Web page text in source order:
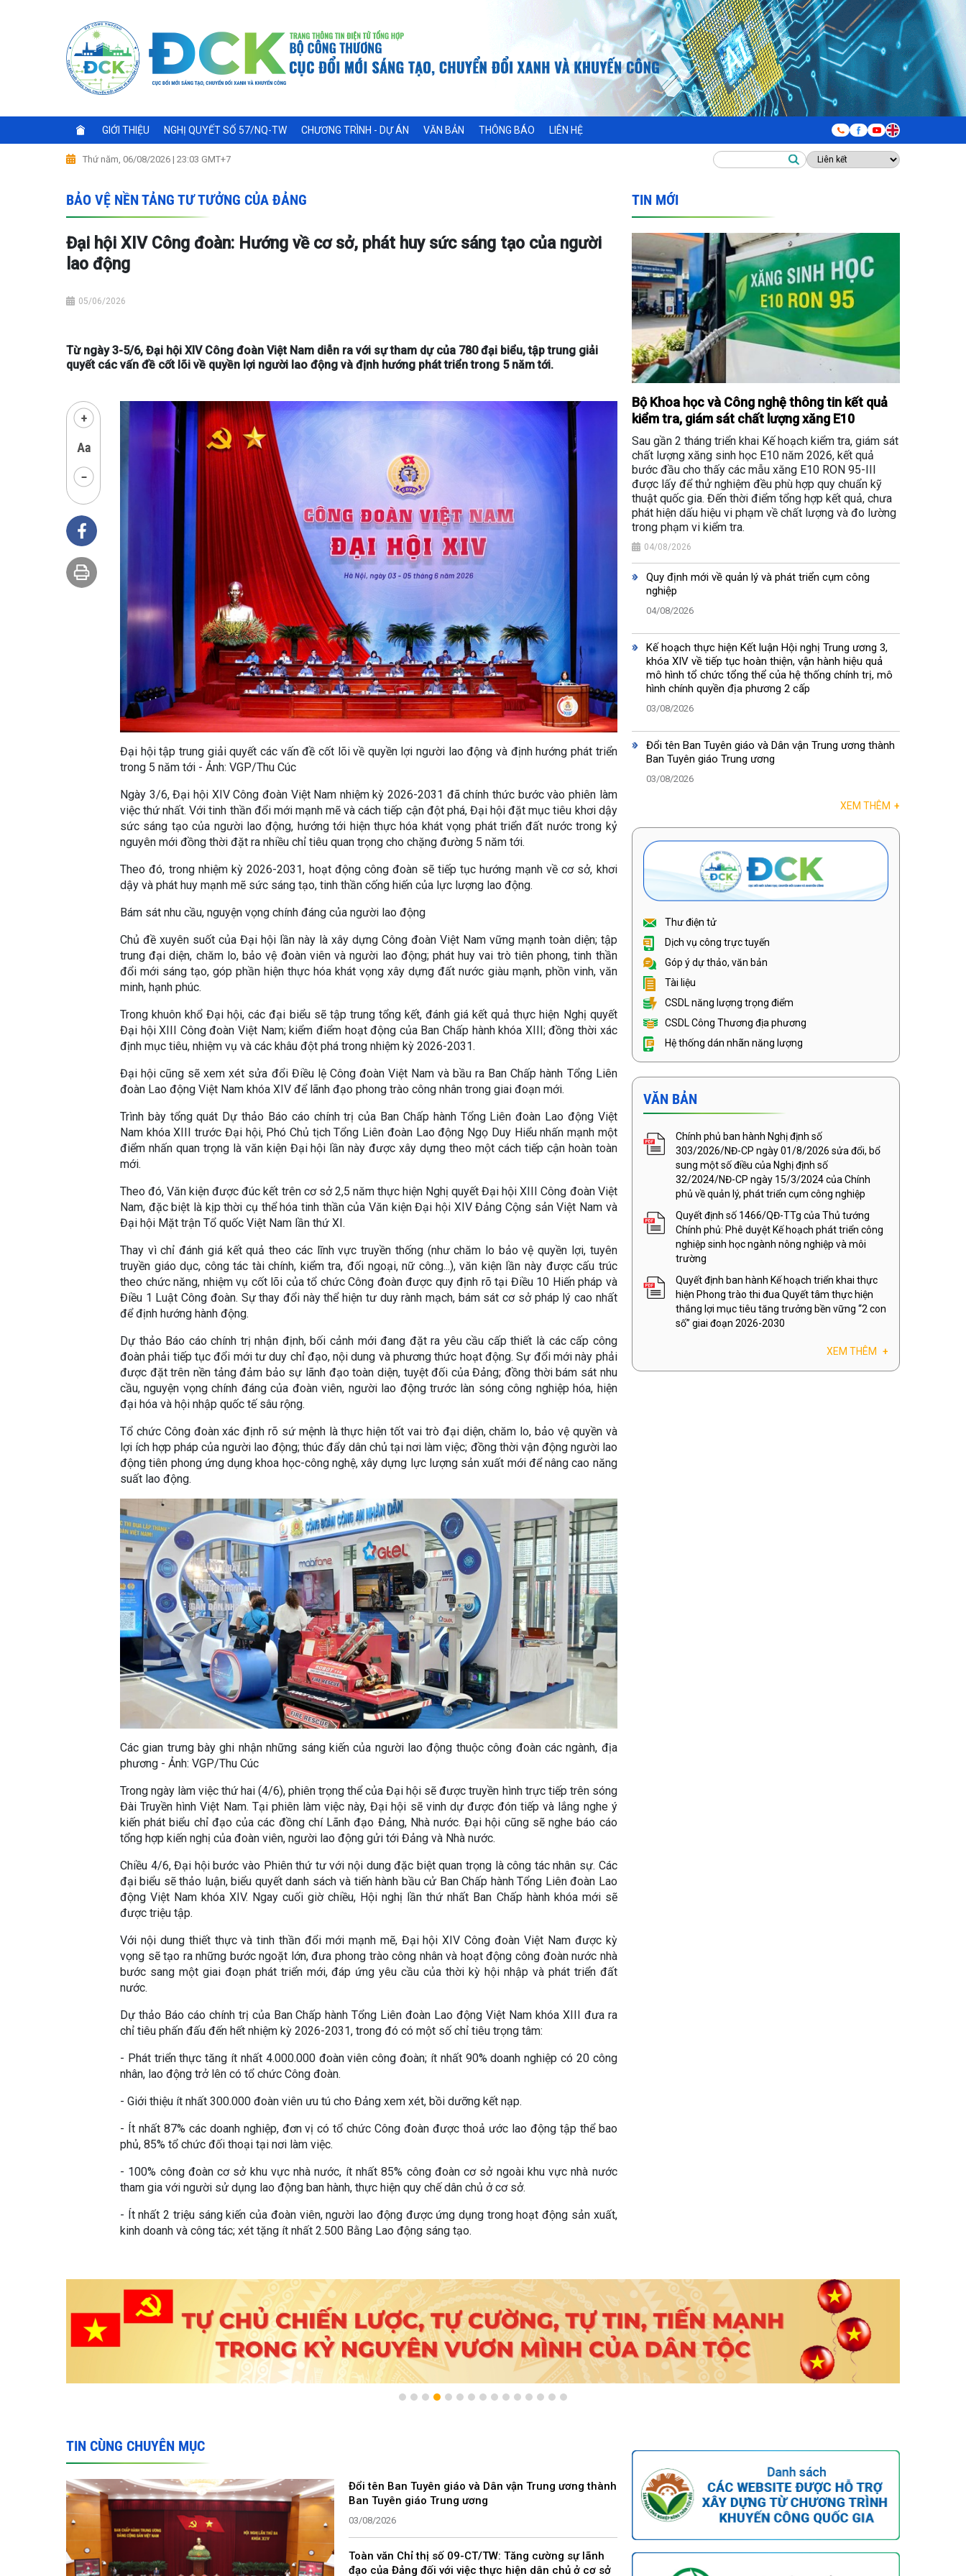
GIỚI THIỆU NGHỊ QUYẾT SỐ 57/NQ-TW CHƯƠNG TRÌNH - DỰ ÁN VĂN BẢN THÔNG BÁO LIÊN HỆ
Thứ năm, 06/08/2026 | 23:03 GMT+7
BẢO VỆ NỀN TẢNG TƯ TƯỞNG CỦA ĐẢNG
Đại hội XIV Công đoàn: Hướng về cơ sở, phát huy sức sáng tạo của người
lao động
05/06/2026
Từ ngày 3-5/6, Đại hội XIV Công đoàn Việt Nam diễn ra với sự tham dự của 780 đại biểu, tập trung giải
quyết các vấn đề cốt lõi về quyền lợi người lao động và định hướng phát triển trong 5 năm tới.
Đại hội tập trung giải quyết các vấn đề cốt lõi về quyền lợi người lao động và định hướng phát triển
trong 5 năm tới - Ảnh: VGP/Thu Cúc
Ngày 3/6, Đại hội XIV Công đoàn Việt Nam nhiệm kỳ 2026-2031 đã chính thức bước vào phiên làm
việc thứ nhất. Với tinh thần đổi mới mạnh mẽ và cách tiếp cận đột phá, Đại hội đặt mục tiêu khơi dậy
sức sáng tạo của người lao động, hướng tới hiện thực hóa khát vọng phát triển đất nước trong kỷ
nguyên mới đồng thời đặt ra nhiều chỉ tiêu quan trọng cho chặng đường 5 năm tới.
Theo đó, trong nhiệm kỳ 2026-2031, hoạt động công đoàn sẽ tiếp tục hướng mạnh về cơ sở, khơi
dậy và phát huy mạnh mẽ sức sáng tạo, tinh thần cống hiến của lực lượng lao động.
Bám sát nhu cầu, nguyện vọng chính đáng của người lao động
Chủ đề xuyên suốt của Đại hội lần này là xây dựng Công đoàn Việt Nam vững mạnh toàn diện; tập
trung đại diện, chăm lo, bảo vệ đoàn viên và người lao động; phát huy vai trò tiên phong, tinh thần
đổi mới sáng tạo, góp phần hiện thực hóa khát vọng xây dựng đất nước giàu mạnh, phồn vinh, văn
minh, hạnh phúc.
Trong khuôn khổ Đại hội, các đại biểu sẽ tập trung tổng kết, đánh giá kết quả thực hiện Nghị quyết
Đại hội XIII Công đoàn Việt Nam; kiểm điểm hoạt động của Ban Chấp hành khóa XIII; đồng thời xác
định mục tiêu, nhiệm vụ và các khâu đột phá trong nhiệm kỳ 2026-2031.
Đại hội cũng sẽ xem xét sửa đổi Điều lệ Công đoàn Việt Nam và bầu ra Ban Chấp hành Tổng Liên
đoàn Lao động Việt Nam khóa XIV để lãnh đạo phong trào công nhân trong giai đoạn mới.
Trình bày tổng quát Dự thảo Báo cáo chính trị của Ban Chấp hành Tổng Liên đoàn Lao động Việt
Nam khóa XIII trước Đại hội, Phó Chủ tịch Tổng Liên đoàn Lao động Ngọ Duy Hiểu nhấn mạnh một
điểm nhấn quan trọng là văn kiện Đại hội lần này được xây dựng theo một cách tiếp cận hoàn toàn
mới.
Theo đó, Văn kiện được đúc kết trên cơ sở 2,5 năm thực hiện Nghị quyết Đại hội XIII Công đoàn Việt
Nam, đặc biệt là kịp thời cụ thể hóa tinh thần của Văn kiện Đại hội XIV Đảng Cộng sản Việt Nam và
Đại hội Mặt trận Tổ quốc Việt Nam lần thứ XI.
Thay vì chỉ đánh giá kết quả theo các lĩnh vực truyền thống (như chăm lo bảo vệ quyền lợi, tuyên
truyền giáo dục, công tác tài chính, kiểm tra, đối ngoại, nữ công...), văn kiện lần này được cấu trúc
theo chức năng, nhiệm vụ cốt lõi của tổ chức Công đoàn được quy định rõ tại Điều 10 Hiến pháp và
Điều 1 Luật Công đoàn. Sự thay đổi này thể hiện tư duy rành mạch, bám sát cơ sở pháp lý cao nhất
để định hướng hành động.
Dự thảo Báo cáo chính trị nhận định, bối cảnh mới đang đặt ra yêu cầu cấp thiết là các cấp công
đoàn phải tiếp tục đổi mới tư duy chỉ đạo, nội dung và phương thức hoạt động. Sự đổi mới này phải
được đặt trên nền tảng đảm bảo sự lãnh đạo toàn diện, tuyệt đối của Đảng; đồng thời bám sát nhu
cầu, nguyện vọng chính đáng của đoàn viên, người lao động trước làn sóng công nghiệp hóa, hiện
đại hóa và hội nhập quốc tế sâu rộng.
Tổ chức Công đoàn xác định rõ sứ mệnh là thực hiện tốt vai trò đại diện, chăm lo, bảo vệ quyền và
lợi ích hợp pháp của người lao động; thúc đẩy dân chủ tại nơi làm việc; đồng thời vận động người lao
động tiên phong ứng dụng khoa học-công nghệ, xây dựng lực lượng sản xuất mới để nâng cao năng
suất lao động.
Các gian trưng bày ghi nhận những sáng kiến của người lao động thuộc công đoàn các ngành, địa
phương - Ảnh: VGP/Thu Cúc
Trong ngày làm việc thứ hai (4/6), phiên trọng thể của Đại hội sẽ được truyền hình trực tiếp trên sóng
Đài Truyền hình Việt Nam. Tại phiên làm việc này, Đại hội sẽ vinh dự được đón tiếp và lắng nghe ý
kiến phát biểu chỉ đạo của các đồng chí Lãnh đạo Đảng, Nhà nước. Đại hội cũng sẽ nghe báo cáo
tổng hợp kiến nghị của đoàn viên, người lao động gửi tới Đảng và Nhà nước.
Chiều 4/6, Đại hội bước vào Phiên thứ tư với nội dung đặc biệt quan trọng là công tác nhân sự. Các
đại biểu sẽ thảo luận, biểu quyết danh sách và tiến hành bầu cử Ban Chấp hành Tổng Liên đoàn Lao
động Việt Nam khóa XIV. Ngay cuối giờ chiều, Hội nghị lần thứ nhất Ban Chấp hành khóa mới sẽ
được triệu tập.
Với nội dung thiết thực và tinh thần đổi mới mạnh mẽ, Đại hội XIV Công đoàn Việt Nam được kỳ
vọng sẽ tạo ra những bước ngoặt lớn, đưa phong trào công nhân và hoạt động công đoàn nước nhà
bước sang một giai đoạn phát triển mới, đáp ứng yêu cầu của thời kỳ hội nhập và phát triển đất
nước.
Dự thảo Báo cáo chính trị của Ban Chấp hành Tổng Liên đoàn Lao động Việt Nam khóa XIII đưa ra
chỉ tiêu phấn đấu đến hết nhiệm kỳ 2026-2031, trong đó có một số chỉ tiêu trọng tâm:
- Phát triển thực tăng ít nhất 4.000.000 đoàn viên công đoàn; ít nhất 90% doanh nghiệp có 20 công
nhân, lao động trở lên có tổ chức Công đoàn.
- Giới thiệu ít nhất 300.000 đoàn viên ưu tú cho Đảng xem xét, bồi dưỡng kết nạp.
- Ít nhất 87% các doanh nghiệp, đơn vị có tổ chức Công đoàn được thoả ước lao động tập thể bao
phủ, 85% tổ chức đối thoại tại nơi làm việc.
- 100% công đoàn cơ sở khu vực nhà nước, ít nhất 85% công đoàn cơ sở ngoài khu vực nhà nước
tham gia với người sử dụng lao động ban hành, thực hiện quy chế dân chủ ở cơ sở.
- Ít nhất 2 triệu sáng kiến của đoàn viên, người lao động được ứng dụng trong hoạt động sản xuất,
kinh doanh và công tác; xét tặng ít nhất 2.500 Bằng Lao động sáng tạo.
TIN MỚI
Bộ Khoa học và Công nghệ thông tin kết quả
kiểm tra, giám sát chất lượng xăng E10
Sau gần 2 tháng triển khai Kế hoạch kiểm tra, giám sát
chất lượng xăng sinh học E10 năm 2026, kết quả
bước đầu cho thấy các mẫu xăng E10 RON 95-III
được lấy để thử nghiệm đều phù hợp quy chuẩn kỹ
thuật quốc gia. Đến thời điểm tổng hợp kết quả, chưa
phát hiện dấu hiệu vi phạm về chất lượng và đo lường
trong phạm vi kiểm tra.
04/08/2026
Quy định mới về quản lý và phát triển cụm công
nghiệp
04/08/2026
Kế hoạch thực hiện Kết luận Hội nghị Trung ương 3,
khóa XIV về tiếp tục hoàn thiện, vận hành hiệu quả
mô hình tổ chức tổng thể của hệ thống chính trị, mô
hình chính quyền địa phương 2 cấp
03/08/2026
Đổi tên Ban Tuyên giáo và Dân vận Trung ương thành
Ban Tuyên giáo Trung ương
03/08/2026
XEM THÊM +
Thư điện tử
Dịch vụ công trực tuyến
Góp ý dự thảo, văn bản
Tài liệu
CSDL năng lượng trọng điểm
CSDL Công Thương địa phương
Hệ thống dán nhãn năng lượng
VĂN BẢN
Chính phủ ban hành Nghị định số
303/2026/NĐ-CP ngày 01/8/2026 sửa đổi, bổ
sung một số điều của Nghị định số
32/2024/NĐ-CP ngày 15/3/2024 của Chính
phủ về quản lý, phát triển cụm công nghiệp
Quyết định số 1466/QĐ-TTg của Thủ tướng
Chính phủ: Phê duyệt Kế hoạch phát triển công
nghiệp sinh học ngành nông nghiệp và môi
trường
Quyết định ban hành Kế hoạch triển khai thực
hiện Phong trào thi đua Quyết tâm thực hiện
thắng lợi mục tiêu tăng trưởng bền vững “2 con
số” giai đoạn 2026-2030
XEM THÊM +
TIN CÙNG CHUYÊN MỤC
Đổi tên Ban Tuyên giáo và Dân vận Trung ương thành
Ban Tuyên giáo Trung ương
03/08/2026
Toàn văn Chỉ thị số 09-CT/TW: Tăng cường sự lãnh
đạo của Đảng đối với việc thực hiện dân chủ ở cơ sở